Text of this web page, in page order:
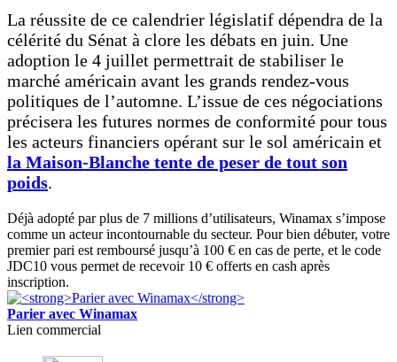
La réussite de ce calendrier législatif dépendra de la
célérité du Sénat à clore les débats en juin. Une
adoption le 4 juillet permettrait de stabiliser le
marché américain avant les grands rendez-vous
politiques de l’automne. L’issue de ces négociations
précisera les futures normes de conformité pour tous
les acteurs financiers opérant sur le sol américain et
la Maison-Blanche tente de peser de tout son
poids.
Déjà adopté par plus de 7 millions d’utilisateurs, Winamax s’impose
comme un acteur incontournable du secteur. Pour bien débuter, votre
premier pari est remboursé jusqu’à 100 € en cas de perte, et le code
JDC10 vous permet de recevoir 10 € offerts en cash après
inscription.
Parier avec Winamax
Lien commercial